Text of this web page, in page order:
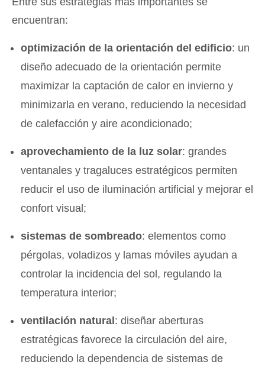
encuentran:
optimización de la orientación del edificio: un
diseño adecuado de la orientación permite
maximizar la captación de calor en invierno y
minimizarla en verano, reduciendo la necesidad
de calefacción y aire acondicionado;
aprovechamiento de la luz solar: grandes
ventanales y tragaluces estratégicos permiten
reducir el uso de iluminación artificial y mejorar el
confort visual;
sistemas de sombreado: elementos como
pérgolas, voladizos y lamas móviles ayudan a
controlar la incidencia del sol, regulando la
temperatura interior;
ventilación natural: diseñar aberturas
estratégicas favorece la circulación del aire,
reduciendo la dependencia de sistemas de